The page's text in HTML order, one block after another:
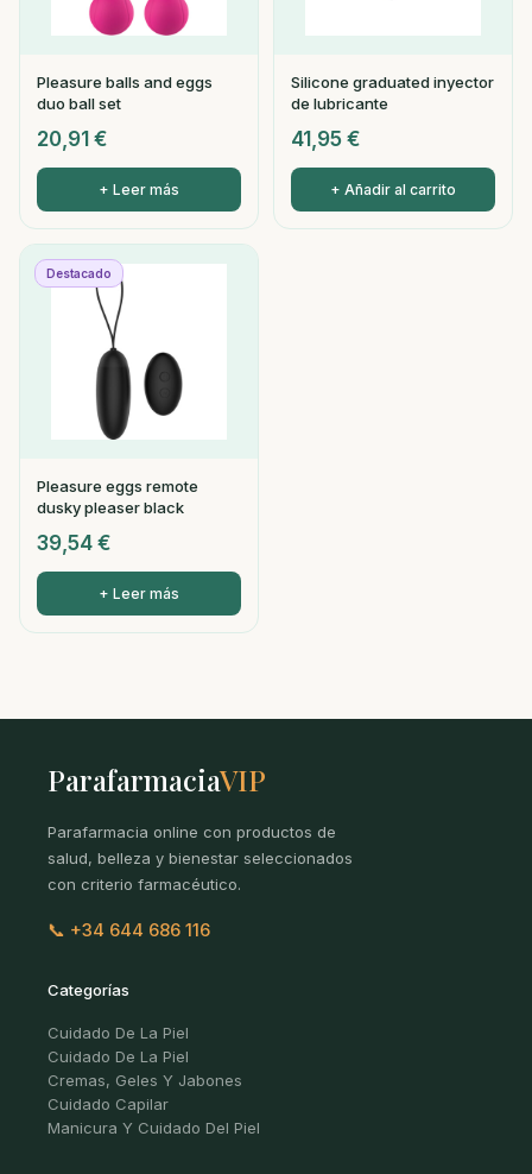
Pleasure balls and eggs
duo ball set
20,91 €
+ Leer más
Silicone graduated inyector
de lubricante
41,95 €
+ Añadir al carrito
Destacado
Pleasure eggs remote
dusky pleaser black
39,54 €
+ Leer más
ParafarmaciaVIP
Parafarmacia online con productos de
salud, belleza y bienestar seleccionados
con criterio farmacéutico.
📞 +34 644 686 116
Categorías
Cuidado De La Piel
Cuidado De La Piel
Cremas, Geles Y Jabones
Cuidado Capilar
Manicura Y Cuidado Del Piel